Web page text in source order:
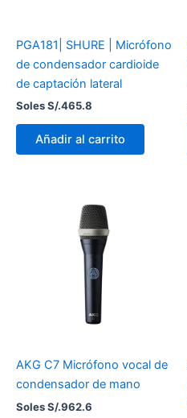
PGA181| SHURE | Micrófono
de condensador cardioide
de captación lateral
Soles S/.465.8
Añadir al carrito
AKG C7 Micrófono vocal de
condensador de mano
Soles S/.962.6